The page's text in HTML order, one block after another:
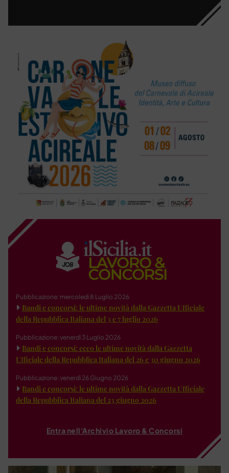
Pubblicazione: mercoledì 8 Luglio 2026
Bandi e concorsi: le ultime novità dalla Gazzetta Ufficiale
della Repubblica Italiana del 3 e 7 luglio 2026
Pubblicazione: venerdì 3 Luglio 2026
Bandi e concorsi: ecco le ultime novità dalla Gazzetta
Ufficiale della Repubblica Italiana del 26 e 30 giugno 2026
Pubblicazione: venerdì 26 Giugno 2026
Bandi e concorsi: le ultime novità dalla Gazzetta Ufficiale
della Repubblica Italiana del 23 giugno 2026
Entra nell'Archivio Lavoro & Concorsi